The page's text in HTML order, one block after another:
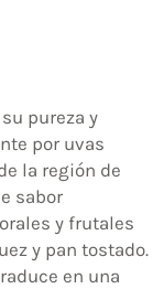
pureza y
por uvas
la región de
sabor
y frutales
y pan tostado.
en una